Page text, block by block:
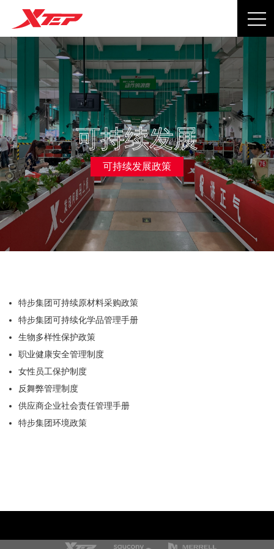
可持续发展
可持续发展政策
特步集团可持续原材料采购政策
特步集团可持续化学品管理手册
生物多样性保护政策
职业健康安全管理制度
女性员工保护制度
反舞弊管理制度
供应商企业社会责任管理手册
特步集团环境政策